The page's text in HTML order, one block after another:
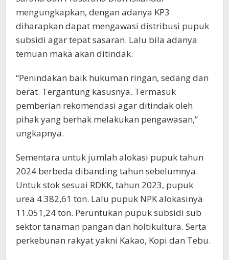
mengungkapkan, dengan adanya KP3
diharapkan dapat mengawasi distribusi pupuk
subsidi agar tepat sasaran. Lalu bila adanya
temuan maka akan ditindak.
“Penindakan baik hukuman ringan, sedang dan
berat. Tergantung kasusnya. Termasuk
pemberian rekomendasi agar ditindak oleh
pihak yang berhak melakukan pengawasan,”
ungkapnya.
Sementara untuk jumlah alokasi pupuk tahun
2024 berbeda dibanding tahun sebelumnya.
Untuk stok sesuai RDKK, tahun 2023, pupuk
urea 4.382,61 ton. Lalu pupuk NPK alokasinya
11.051,24 ton. Peruntukan pupuk subsidi sub
sektor tanaman pangan dan holtikultura. Serta
perkebunan rakyat yakni Kakao, Kopi dan Tebu.